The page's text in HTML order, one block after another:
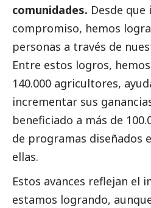
comunidades. Desde
compromiso, hemos
personas a través de
Entre estos logros,
140.000 agricultores,
incrementar sus
beneficiado a más de
de programas diseñados
ellas.
Estos avances reflejan el
estamos logrando,